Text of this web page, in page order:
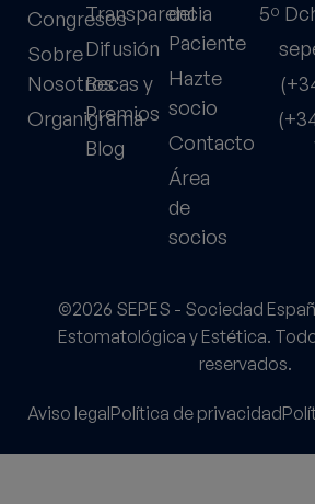
Congresos
Sobre
Nosotros
Organigrama
Transparencia
Difusión
Becas y
Premios
Blog
del
Paciente
Hazte
socio
Contacto
Área
de
socios
5º
©2026 SEPES - Sociedad
Estomatológica y Estética.
reservados.
Aviso legalPolítica de privacidad